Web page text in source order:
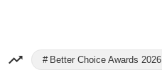
Better Choice Awards 2026